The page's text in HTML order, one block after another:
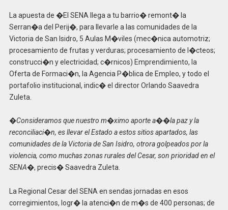
La apuesta de �El SENA llega a tu barrio� remont� la
Serran�a del Perij�, para llevarle a las comunidades de la
Victoria de San Isidro, 5 Aulas M�viles (mec�nica automotriz;
procesamiento de frutas y verduras; procesamiento de l�cteos;
construcci�n y electricidad; c�rnicos) Emprendimiento, la
Oferta de Formaci�n, la Agencia P�blica de Empleo, y todo el
portafolio institucional, indic� el director Orlando Saavedra
Zuleta.
�Consideramos que nuestro m�ximo aporte a��la paz y la
reconciliaci�n, es llevar el Estado a estos sitios apartados, las
comunidades de la Victoria de San Isidro, otrora golpeados por la
violencia, como muchas zonas rurales del Cesar, son prioridad en el
SENA�, precis� Saavedra Zuleta.
La Regional Cesar del SENA en sendas jornadas en esos
corregimientos, logr� la atenci�n de m�s de 400 personas; de